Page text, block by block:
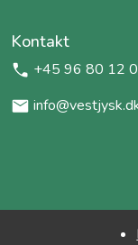
Kontakt
+45 96 80 12